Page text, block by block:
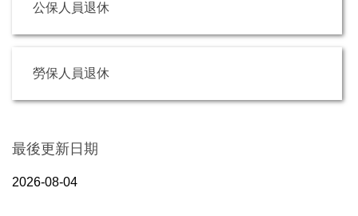
公保人員退休
勞保人員退休
最後更新日期
2026-08-04